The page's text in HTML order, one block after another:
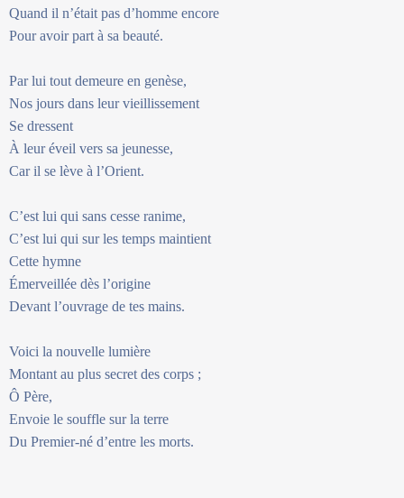
Quand il n’était pas d’homme encore
Pour avoir part à sa beauté.
Par lui tout demeure en genèse,
Nos jours dans leur vieillissement
Se dressent
À leur éveil vers sa jeunesse,
Car il se lève à l’Orient.
C’est lui qui sans cesse ranime,
C’est lui qui sur les temps maintient
Cette hymne
Émerveillée dès l’origine
Devant l’ouvrage de tes mains.
Voici la nouvelle lumière
Montant au plus secret des corps ;
Ô Père,
Envoie le souffle sur la terre
Du Premier-né d’entre les morts.